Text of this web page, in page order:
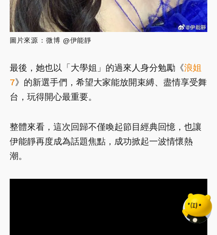
圖片來源 : 微博 @伊能靜
最後，她也以「大學姐」的過來人身分勉勵《浪姐
7》的新選手們，希望大家能放開束縛、盡情享受舞
台，玩得開心最重要。
整體來看，這次回歸不僅喚起節目經典回憶，也讓
伊能靜再度成為話題焦點，成功掀起一波情懷熱
潮。